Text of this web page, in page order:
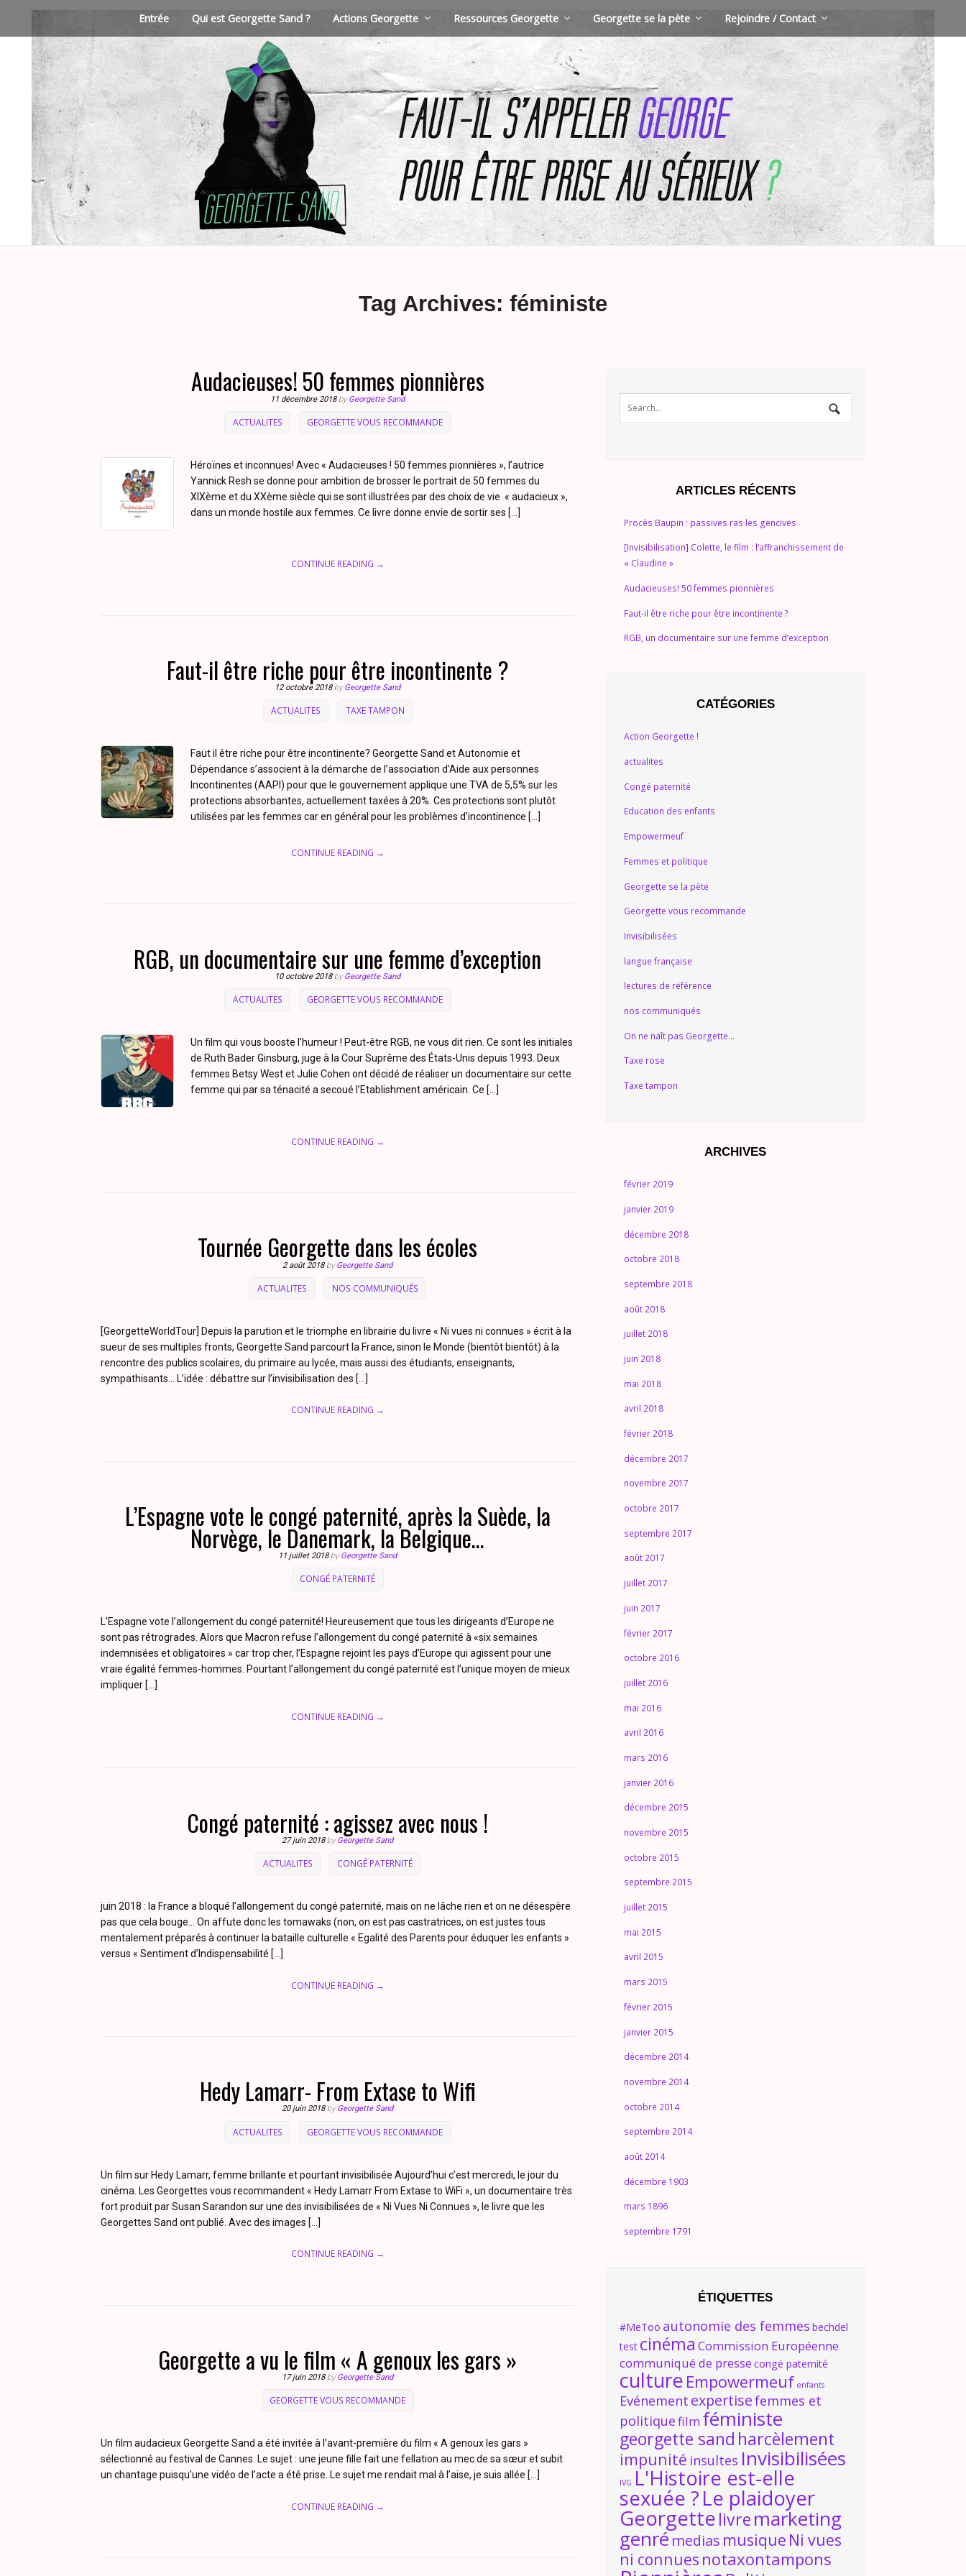
Entrée Qui est Georgette Sand ? Actions Georgette Ressources Georgette Georgette se la pète Rejoindre / Contact
Tag Archives: féministe
Audacieuses! 50 femmes pionnières
11 décembre 2018byGeorgette Sand
ACTUALITES GEORGETTE VOUS RECOMMANDE
Héroïnes et inconnues! Avec « Audacieuses ! 50 femmes pionnières », l’autrice
Yannick Resh se donne pour ambition de brosser le portrait de 50 femmes du
XIXème et du XXème siècle qui se sont illustrées par des choix de vie « audacieux »,
dans un monde hostile aux femmes. Ce livre donne envie de sortir ses […]
CONTINUE READING →
Faut-il être riche pour être incontinente ?
12 octobre 2018byGeorgette Sand
ACTUALITES TAXE TAMPON
Faut il être riche pour être incontinente? Georgette Sand et Autonomie et
Dépendance s’associent à la démarche de l’association d’Aide aux personnes
Incontinentes (AAPI) pour que le gouvernement applique une TVA de 5,5% sur les
protections absorbantes, actuellement taxées à 20%. Ces protections sont plutôt
utilisées par les femmes car en général pour les problèmes d’incontinence […]
CONTINUE READING →
RGB, un documentaire sur une femme d’exception
10 octobre 2018byGeorgette Sand
ACTUALITES GEORGETTE VOUS RECOMMANDE
Un film qui vous booste l’humeur ! Peut-être RGB, ne vous dit rien. Ce sont les initiales
de Ruth Bader Ginsburg, juge à la Cour Suprême des États-Unis depuis 1993. Deux
femmes Betsy West et Julie Cohen ont décidé de réaliser un documentaire sur cette
femme qui par sa ténacité a secoué l’Etablishment américain. Ce […]
CONTINUE READING →
Tournée Georgette dans les écoles
2 août 2018byGeorgette Sand
ACTUALITES NOS COMMUNIQUÉS
[GeorgetteWorldTour] Depuis la parution et le triomphe en librairie du livre « Ni vues ni connues » écrit à la
sueur de ses multiples fronts, Georgette Sand parcourt la France, sinon le Monde (bientôt bientôt) à la
rencontre des publics scolaires, du primaire au lycée, mais aussi des étudiants, enseignants,
sympathisants… L’idée : débattre sur l’invisibilisation des […]
CONTINUE READING →
L’Espagne vote le congé paternité, après la Suède, la
Norvège, le Danemark, la Belgique…
11 juillet 2018byGeorgette Sand
CONGÉ PATERNITÉ
L’Espagne vote l’allongement du congé paternité! Heureusement que tous les dirigeants d’Europe ne
sont pas rétrogrades. Alors que Macron refuse l’allongement du congé paternité à «six semaines
indemnisées et obligatoires » car trop cher, l’Espagne rejoint les pays d’Europe qui agissent pour une
vraie égalité femmes-hommes. Pourtant l’allongement du congé paternité est l’unique moyen de mieux
impliquer […]
CONTINUE READING →
Congé paternité : agissez avec nous !
27 juin 2018byGeorgette Sand
ACTUALITES CONGÉ PATERNITÉ
juin 2018 : la France a bloqué l’allongement du congé paternité, mais on ne lâche rien et on ne désespère
pas que cela bouge… On affute donc les tomawaks (non, on est pas castratrices, on est justes tous
mentalement préparés à continuer la bataille culturelle « Egalité des Parents pour éduquer les enfants »
versus « Sentiment d’Indispensabilité […]
CONTINUE READING →
Hedy Lamarr- From Extase to Wifi
20 juin 2018byGeorgette Sand
ACTUALITES GEORGETTE VOUS RECOMMANDE
Un film sur Hedy Lamarr, femme brillante et pourtant invisibilisée Aujourd’hui c’est mercredi, le jour du
cinéma. Les Georgettes vous recommandent « Hedy Lamarr From Extase to WiFi », un documentaire très
fort produit par Susan Sarandon sur une des invisibilisées de « Ni Vues Ni Connues », le livre que les
Georgettes Sand ont publié. Avec des images […]
CONTINUE READING →
Georgette a vu le film « A genoux les gars »
17 juin 2018byGeorgette Sand
GEORGETTE VOUS RECOMMANDE
Un film audacieux Georgette Sand a été invitée à l’avant-première du film « A genoux les gars »
sélectionné au festival de Cannes. Le sujet : une jeune fille fait une fellation au mec de sa sœur et subit
un chantage puisqu’une vidéo de l’acte a été prise. Le sujet me rendait mal à l’aise, je suis allée […]
CONTINUE READING →
ARTICLES RÉCENTS
Procès Baupin : passives ras les gencives
[Invisibilisation] Colette, le film : l’affranchissement de
« Claudine »
Audacieuses! 50 femmes pionnières
Faut-il être riche pour être incontinente ?
RGB, un documentaire sur une femme d’exception
CATÉGORIES
Action Georgette !
actualites
Congé paternité
Education des enfants
Empowermeuf
Femmes et politique
Georgette se la pète
Georgette vous recommande
Invisibilisées
langue française
lectures de référence
nos communiqués
On ne naît pas Georgette…
Taxe rose
Taxe tampon
ARCHIVES
février 2019
janvier 2019
décembre 2018
octobre 2018
septembre 2018
août 2018
juillet 2018
juin 2018
mai 2018
avril 2018
février 2018
décembre 2017
novembre 2017
octobre 2017
septembre 2017
août 2017
juillet 2017
juin 2017
février 2017
octobre 2016
juillet 2016
mai 2016
avril 2016
mars 2016
janvier 2016
décembre 2015
novembre 2015
octobre 2015
septembre 2015
juillet 2015
mai 2015
avril 2015
mars 2015
février 2015
janvier 2015
décembre 2014
novembre 2014
octobre 2014
septembre 2014
août 2014
décembre 1903
mars 1896
septembre 1791
ÉTIQUETTES
#MeToo autonomie des femmes bechdel
test cinéma Commission Européenne
communiqué de presse congé paternité
culture Empowermeuf enfants
Evénement expertisefemmes et
politiquefilm féministe
georgette sand harcèlement
impunité insultes Invisibilisées
IVG L'Histoire est-elle
sexuée ?Le plaidoyer
Georgettelivremarketing
genrémedias musique Ni vues
ni connues notaxontampons